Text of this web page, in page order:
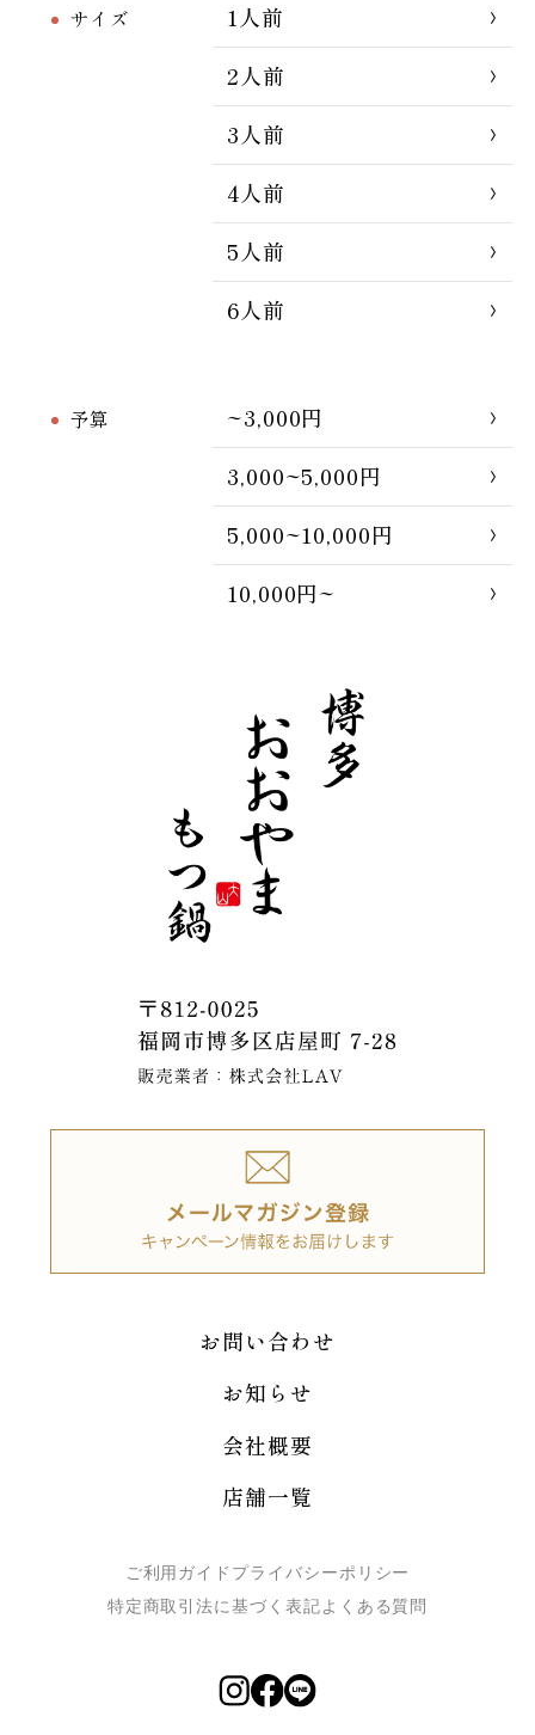
サイズ
1人前
2人前
3人前
4人前
5人前
6人前
予算
~3,000円
3,000~5,000円
5,000~10,000円
10,000円~
お問い合わせ
お知らせ
会社概要
店舗一覧
ご利用ガイド プライバシーポリシー
特定商取引法に基づく表記よくある質問